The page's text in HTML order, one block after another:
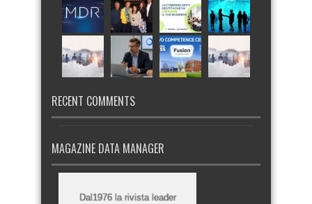
RECENT COMMENTS
MAGAZINE DATA MANAGER
Dal1976 la rivista leader